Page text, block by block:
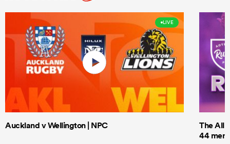
LIVE
Auckland v Wellington | NPC
The All
44 men